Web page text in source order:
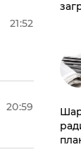
21:52
20:59